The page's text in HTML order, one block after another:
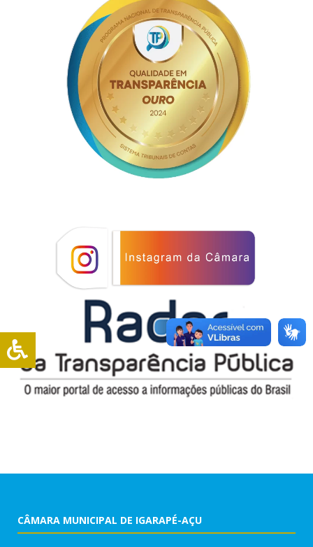
CÂMARA MUNICIPAL DE IGARAPÉ-AÇU